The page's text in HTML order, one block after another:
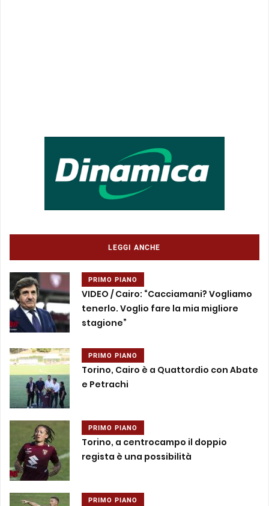
LEGGI ANCHE
PRIMO PIANO
VIDEO / Cairo: “Cacciamani? Vogliamo
tenerlo. Voglio fare la mia migliore
stagione”
PRIMO PIANO
Torino, Cairo è a Quattordio con Abate
e Petrachi
PRIMO PIANO
Torino, a centrocampo il doppio
regista è una possibilità
PRIMO PIANO